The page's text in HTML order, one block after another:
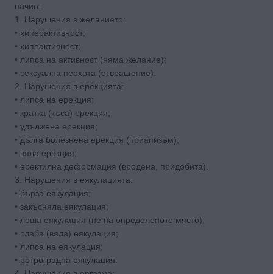
начин:
1. Нарушения в желанието:
• хиперактивност;
• хипоактивност;
• липса на активност (няма желание);
• сексуална неохота (отвращение).
2. Нарушения в ерекцията:
• липса на ерекция;
• кратка (къса) ерекция;
• удължена ерекция;
• дълга болезнена ерекция (приапизъм);
• вяла ерекция;
• еректилна деформация (вродена, придобита).
3. Нарушения в еякулацията:
• бърза еякулация;
• закъсняла еякулация;
• лоша еякулация (не на определеното място);
• слаба (вяла) еякулация;
• липса на еякулация;
• ретроградна еякулация.